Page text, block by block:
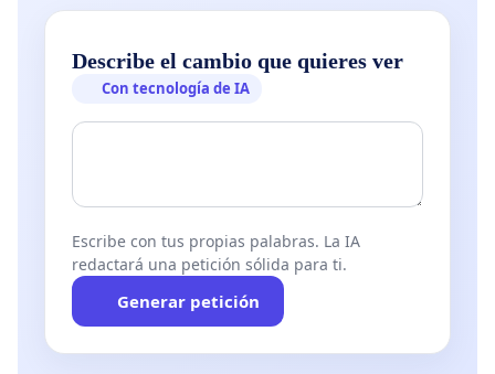
Describe el cambio que quieres ver
Con tecnología de IA
Escribe con tus propias palabras. La IA
redactará una petición sólida para ti.
Generar petición